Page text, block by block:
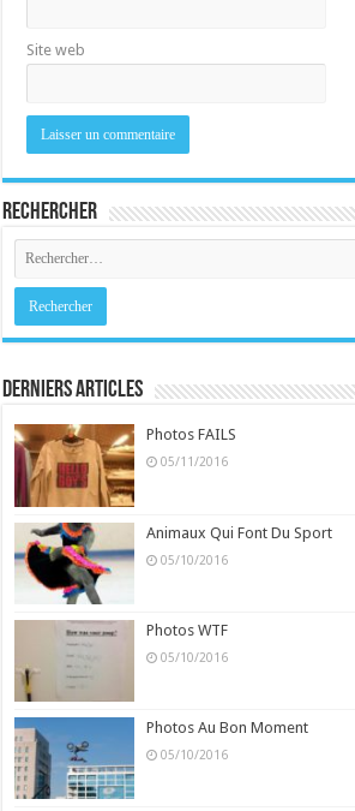
Site web
Rechercher
Derniers Articles
Photos FAILS
05/11/2016
Animaux Qui Font Du Sport
05/10/2016
Photos WTF
05/10/2016
Photos Au Bon Moment
05/10/2016